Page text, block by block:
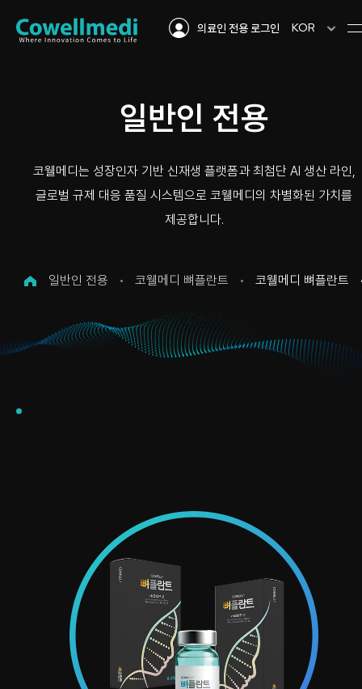
의료인 전용 로그인 KOR
일반인 전용
코웰메디는 성장인자 기반 신재생 플랫폼과 최첨단 AI 생산 라인,
글로벌 규제 대응 품질 시스템으로 코웰메디의 차별화된 가치를
제공합니다.
일반인 전용 코웰메디 뼈플란트 코웰메디 뼈플란트